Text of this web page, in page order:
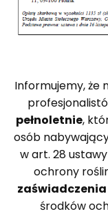
Informujemy, że
pełnoletnie,
osób
w art. 28
ochrony
zaświadczenia
środków